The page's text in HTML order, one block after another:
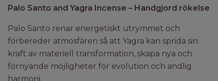
Palo Santo and Yagra Incense – Handgjord rökelse
Palo Santo renar energetiskt utrymmet och
förbereder atmosfären så att Yagra kan sprida sin
kraft av materiell transformation, skapa nya och
förnyande möjligheter för evolution och andlig
harmoni.